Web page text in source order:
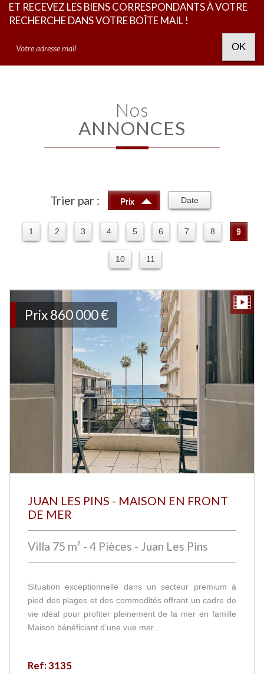
ET RECEVEZ LES BIENS CORRESPONDANTS À VOTRE
RECHERCHE DANS VOTRE BOÎTE MAIL !
OK
Nos
ANNONCES
Trier par : Prix Date
1 2 3 4 5 6 7 8 9
10 11
Prix860 000€
JUAN LES PINS - MAISON EN FRONT
DE MER
Villa 75 m² - 4 Pièces - Juan Les Pins
Situation exceptionnelle dans un secteur premium à
pied des plages et des commodités offrant un cadre de
vie idéal pour profiter pleinement de la mer en famille
Maison bénéficiant d’une vue mer...
Ref: 3135